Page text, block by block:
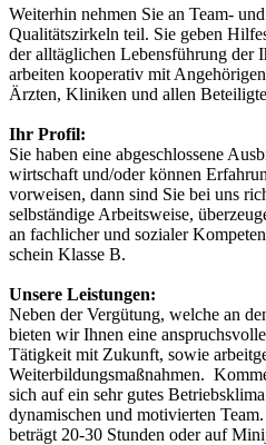
Weiterhin nehmen Sie an Team-
Qualitäts­zirkeln teil. Sie geben
der alltäglichen Lebens­führung der
arbeiten kooperativ mit
Ärzten, Kliniken und allen
Ihr Profil:
Sie haben eine abgeschlossene
wirtschaft und/oder können
vorweisen, dann sind Sie bei uns
selbständige Arbeitsweise,
an fachlicher und sozialer
schein Klasse B.
Unsere Leistungen:
Neben der Vergütung, welche an
bieten wir Ihnen eine
Tätigkeit mit Zukunft, sowie
Weiterbildungs­maßnahmen.
sich auf ein sehr gutes
dynamischen und motivierten
beträgt 20-30 Stunden oder auf